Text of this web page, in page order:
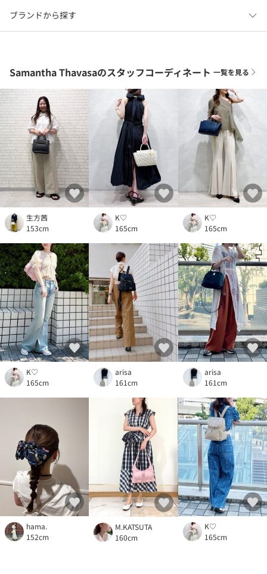
ブランドから探す
Samantha Thavasaのスタッフコーディネート 一覧を見る
生方茜
153cm
K♡
165cm
K♡
165cm
K♡
165cm
arisa
161cm
arisa
161cm
hama.
152cm
M.KATSUTA
160cm
K♡
165cm